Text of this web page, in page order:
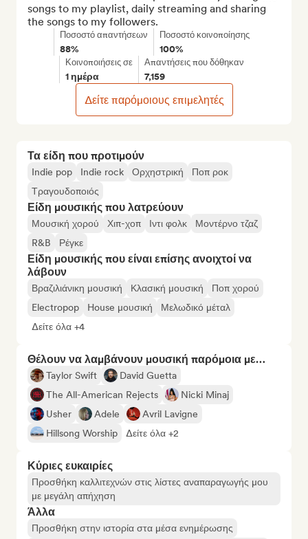
Τα είδη που προτιμούν
Indie pop Indie rock Ορχηστρική
Ποπ ροκ
Τραγουδοποιός
Είδη μουσικής που λατρεύουν
Μουσική χορού Χιπ-χοπ Ιντι φολκ
Μοντέρνο τζαζ
R&B
Ρέγκε
Είδη μουσικής που είναι επίσης ανοιχτοί να
λάβουν
Βραζιλιάνικη μουσική Κλασική μουσική
Ποπ χορού
Electropop
House μουσική
Μελωδικό μέταλ
Δείτε όλα +4
Θέλουν να λαμβάνουν μουσική παρόμοια με…
Taylor Swift
David Guetta
The All-American Rejects
Nicki Minaj
Usher
Adele
Avril Lavigne
Hillsong Worship
Δείτε όλα +2
Κύριες ευκαιρίες
Προσθήκη καλλιτεχνών στις λίστες αναπαραγωγής μου
με μεγάλη απήχηση
Άλλα
Προσθήκη στην ιστορία στα μέσα ενημέρωσης
songs to my playlist, daily streaming and sharing
the songs to my followers.
Ποσοστό απαντήσεων
88%
Ποσοστό κοινοποίησης
100%
Κοινοποιήσεις σε
1 ημέρα
Απαντήσεις που δόθηκαν
7,159
Δείτε παρόμοιους επιμελητές